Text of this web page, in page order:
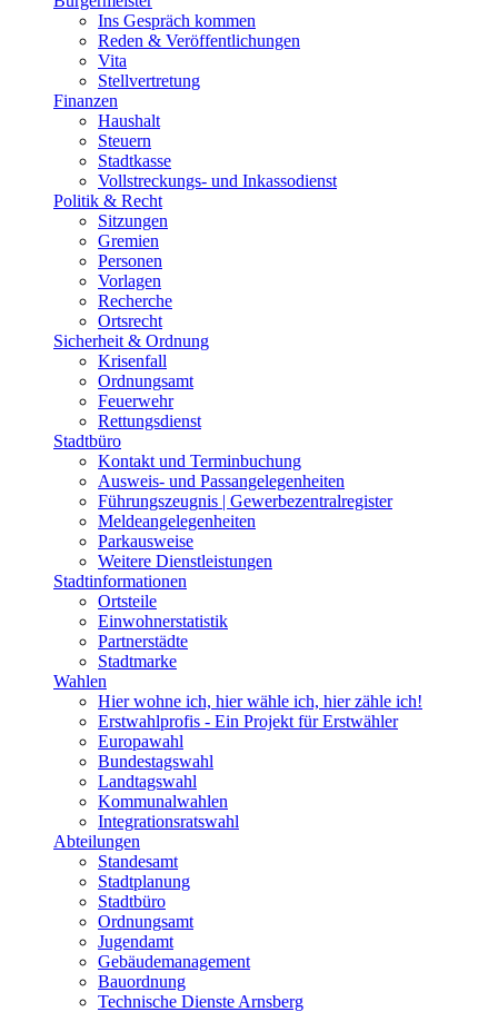
Ins Gespräch kommen
Reden & Veröffentlichungen
Vita
Stellvertretung
Finanzen
Haushalt
Steuern
Stadtkasse
Vollstreckungs- und Inkassodienst
Politik & Recht
Sitzungen
Gremien
Personen
Vorlagen
Recherche
Ortsrecht
Sicherheit & Ordnung
Krisenfall
Ordnungsamt
Feuerwehr
Rettungsdienst
Stadtbüro
Kontakt und Terminbuchung
Ausweis- und Passangelegenheiten
Führungszeugnis | Gewerbezentralregister
Meldeangelegenheiten
Parkausweise
Weitere Dienstleistungen
Stadtinformationen
Ortsteile
Einwohnerstatistik
Partnerstädte
Stadtmarke
Wahlen
Hier wohne ich, hier wähle ich, hier zähle ich!
Erstwahlprofis - Ein Projekt für Erstwähler
Europawahl
Bundestagswahl
Landtagswahl
Kommunalwahlen
Integrationsratswahl
Abteilungen
Standesamt
Stadtplanung
Stadtbüro
Ordnungsamt
Jugendamt
Gebäudemanagement
Bauordnung
Technische Dienste Arnsberg